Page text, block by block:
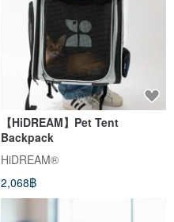
【HiDREAM】Pet Tent
Backpack
HiDREAM®
2,068฿